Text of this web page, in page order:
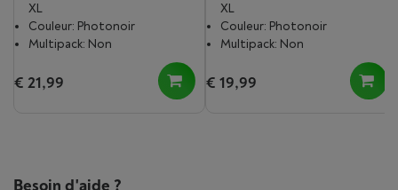
XL
Couleur: Photonoir
Multipack: Non
€ 21,99
XL
Couleur: Photonoir
Multipack: Non
€ 19,99